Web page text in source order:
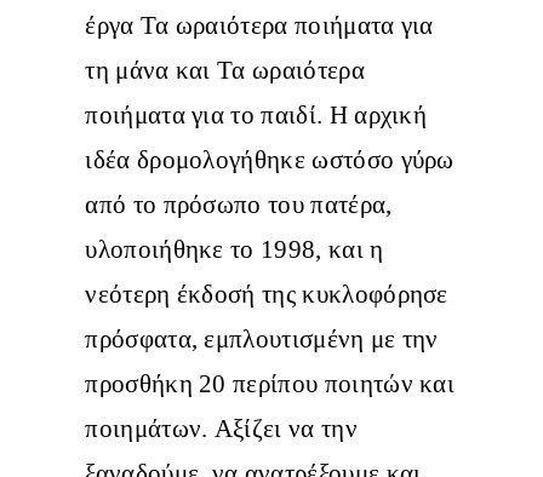
έργα Τα ωραιότερα ποιήματα για
τη μάνα και Τα ωραιότερα
ποιήματα για το παιδί. Η αρχική
ιδέα δρομολογήθηκε ωστόσο γύρω
από το πρόσωπο του πατέρα,
υλοποιήθηκε το 1998, και η
νεότερη έκδοσή της κυκλοφόρησε
πρόσφατα, εμπλουτισμένη με την
προσθήκη 20 περίπου ποιητών και
ποιημάτων. Αξίζει να την